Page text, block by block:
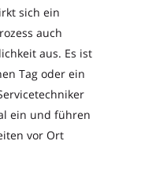
sich ein
auch
aus. Es ist
Tag oder ein
ein und führen
vor Ort